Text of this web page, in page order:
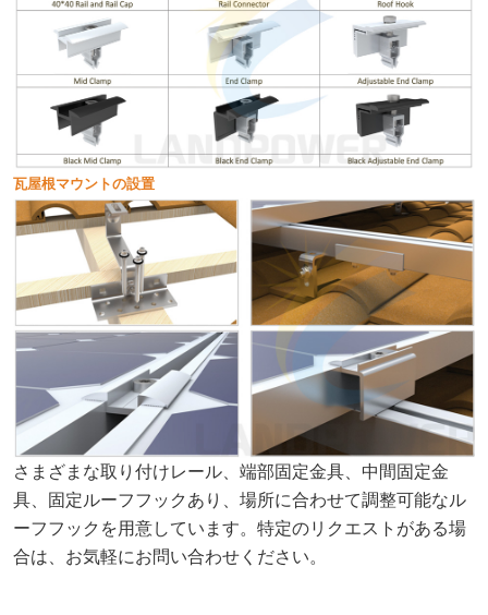
瓦屋根マウントの設置
さまざまな取り付けレール、端部固定金具、中間固定金
具、固定ルーフフックあり、場所に合わせて調整可能なル
ーフフックを用意しています。特定のリクエストがある場
合は、お気軽にお問い合わせください。